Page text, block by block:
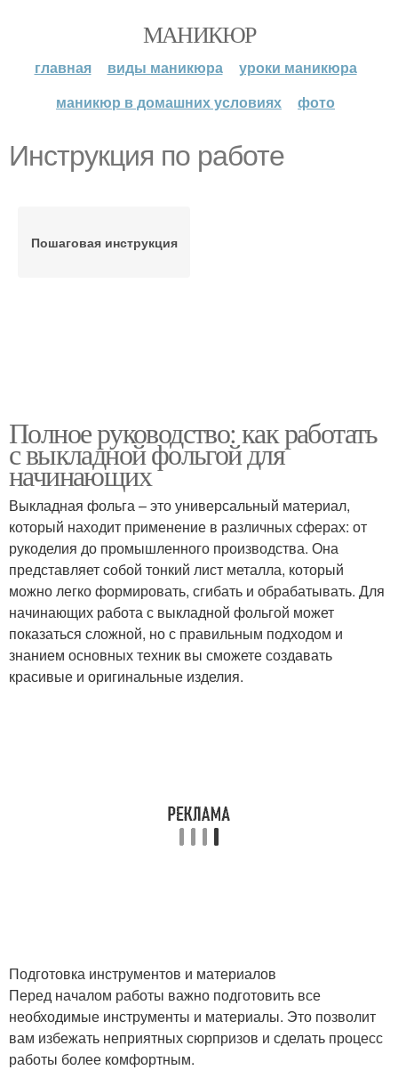
МАНИКЮР
главная виды маникюра
уроки маникюра
маникюр в домашних условиях
фото
Инструкция по работе
Пошаговая инструкция
Полное руководство: как работать
с выкладной фольгой для
начинающих
Выкладная фольга – это универсальный материал,
который находит применение в различных сферах: от
рукоделия до промышленного производства. Она
представляет собой тонкий лист металла, который
можно легко формировать, сгибать и обрабатывать. Для
начинающих работа с выкладной фольгой может
показаться сложной, но с правильным подходом и
знанием основных техник вы сможете создавать
красивые и оригинальные изделия.
Подготовка инструментов и материалов
Перед началом работы важно подготовить все
необходимые инструменты и материалы. Это позволит
вам избежать неприятных сюрпризов и сделать процесс
работы более комфортным.